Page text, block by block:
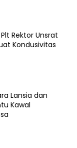
Rektor Unsrat
Kondusivitas
Lansia dan
Kawal